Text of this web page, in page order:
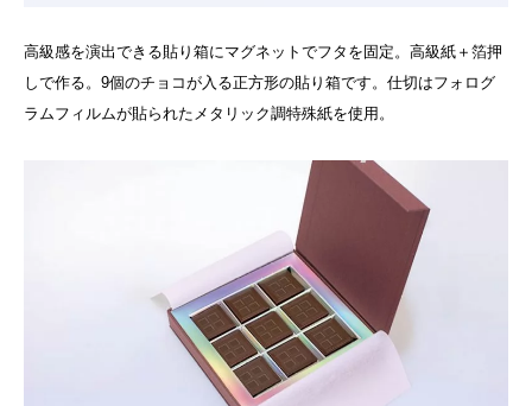
高級感を演出できる貼り箱にマグネットでフタを固定。高級紙＋箔押
しで作る。9個のチョコが入る正方形の貼り箱です。仕切はフォログ
ラムフィルムが貼られたメタリック調特殊紙を使用。